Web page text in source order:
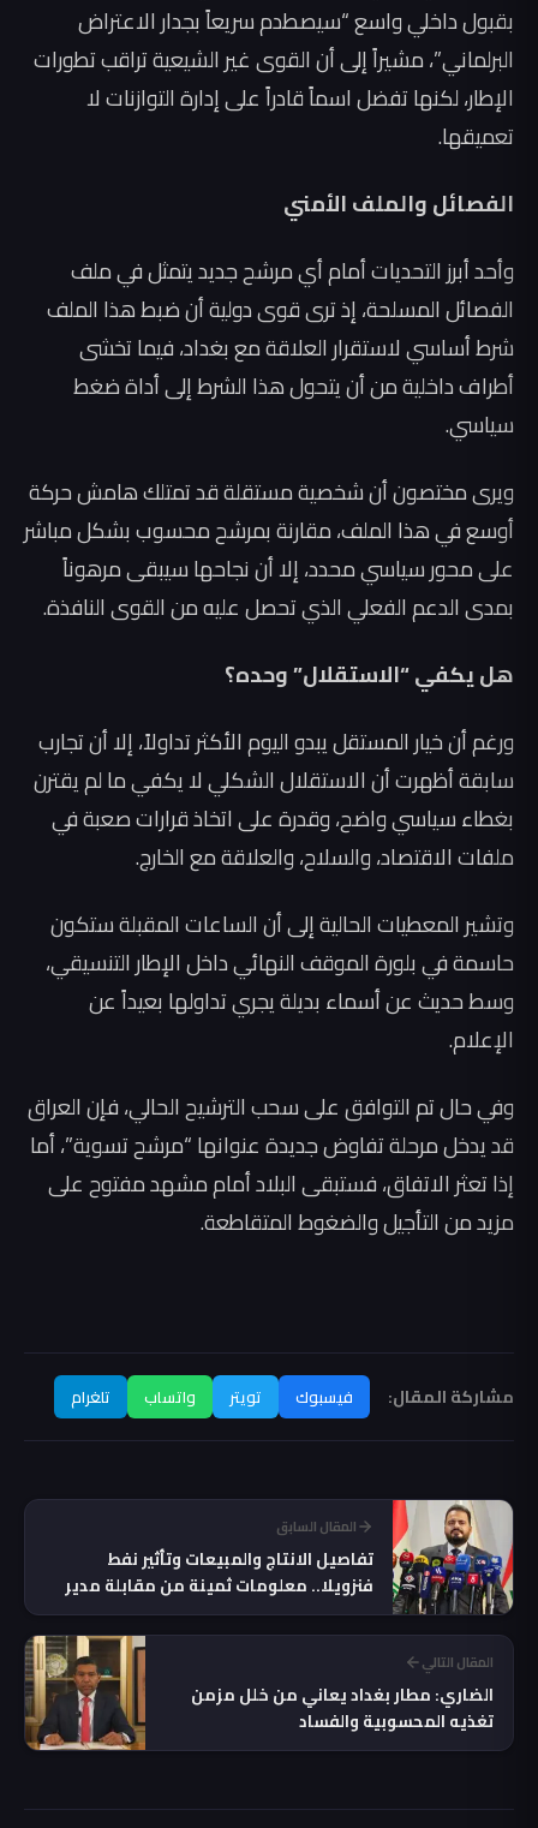
بقبول داخلي واسع “سيصطدم سريعاً بجدار الاعتراض
البرلماني”، مشيراً إلى أن القوى غير الشيعية تراقب تطورات
الإطار، لكنها تفضل اسماً قادراً على إدارة التوازنات لا
تعميقها.
الفصائل والملف الأمني
وأحد أبرز التحديات أمام أي مرشح جديد يتمثل في ملف
الفصائل المسلحة، إذ ترى قوى دولية أن ضبط هذا الملف
شرط أساسي لاستقرار العلاقة مع بغداد، فيما تخشى
أطراف داخلية من أن يتحول هذا الشرط إلى أداة ضغط
سياسي.
ويرى مختصون أن شخصية مستقلة قد تمتلك هامش حركة
أوسع في هذا الملف، مقارنة بمرشح محسوب بشكل مباشر
على محور سياسي محدد، إلا أن نجاحها سيبقى مرهوناً
بمدى الدعم الفعلي الذي تحصل عليه من القوى النافذة.
هل يكفي “الاستقلال” وحده؟
ورغم أن خيار المستقل يبدو اليوم الأكثر تداولاً، إلا أن تجارب
سابقة أظهرت أن الاستقلال الشكلي لا يكفي ما لم يقترن
بغطاء سياسي واضح، وقدرة على اتخاذ قرارات صعبة في
ملفات الاقتصاد، والسلاح، والعلاقة مع الخارج.
وتشير المعطيات الحالية إلى أن الساعات المقبلة ستكون
حاسمة في بلورة الموقف النهائي داخل الإطار التنسيقي،
وسط حديث عن أسماء بديلة يجري تداولها بعيداً عن
الإعلام.
وفي حال تم التوافق على سحب الترشيح الحالي، فإن العراق
قد يدخل مرحلة تفاوض جديدة عنوانها “مرشح تسوية”، أما
إذا تعثر الاتفاق، فستبقى البلاد أمام مشهد مفتوح على
مزيد من التأجيل والضغوط المتقاطعة.
مشاركة المقال: فيسبوك تويتر واتساب تلغرام
المقال السابق
تفاصيل الانتاج والمبيعات وتأثير نفط
فنزويلا.. معلومات ثمينة من مقابلة مدير
"سومو"
المقال التالي
الضاري: مطار بغداد يعاني من خلل مزمن
تغذيه المحسوبية والفساد